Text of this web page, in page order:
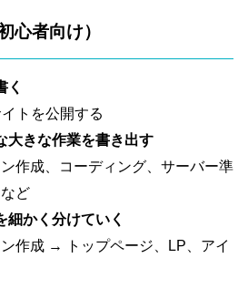
心者向け）
く
トを公開する
大きな作業を書き出す
作成、コーディング、サーバー準
ど
細かく分けていく
作成 → トップページ、LP、アイ